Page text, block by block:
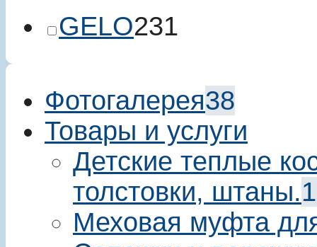
GELO231
Фотогалерея38
Товары и услуги
Детские теплые
толстовки, штаны.
Меховая муфта